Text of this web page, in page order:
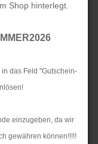
Shop hinterlegt.
das Feld "Gutschein-
einzugeben, da wir
gewähren können!!!!!